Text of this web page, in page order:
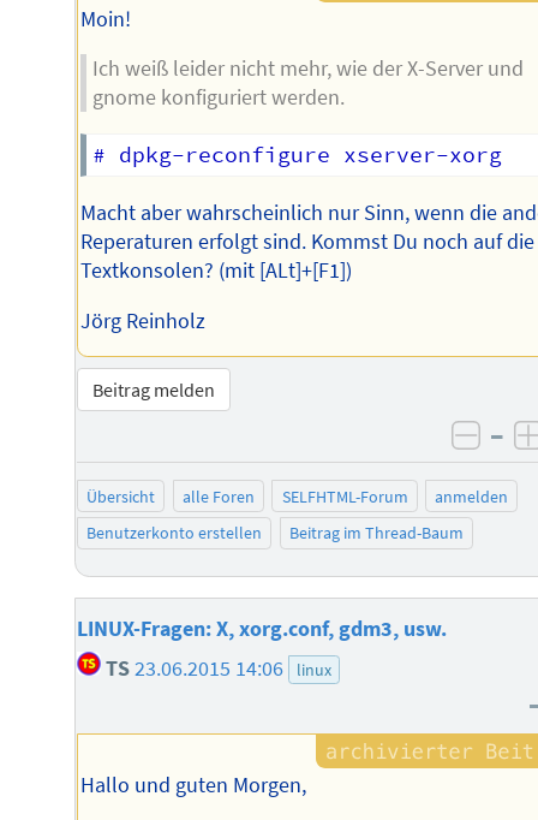
Moin!
Ich weiß leider nicht mehr, wie der X-Server und
gnome konfiguriert werden.
# dpkg-reconfigure xserver-xorg
Macht aber wahrscheinlich nur Sinn, wenn die
Reperaturen erfolgt sind. Kommst Du noch auf die
Textkonsolen? (mit [ALt]+[F1])
Jörg Reinholz
Beitrag melden
–
Übersicht alle Foren SELFHTML-Forum
anmelden
Benutzerkonto erstellen
Beitrag im Thread-Baum
LINUX-Fragen: X, xorg.conf, gdm3, usw.
TS23.06.2015 14:06 linux
Hallo und guten Morgen,